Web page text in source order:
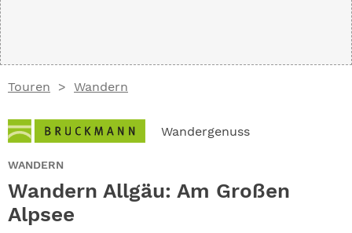
Touren Wandern
Wandergenuss
WANDERN
Wandern Allgäu: Am Großen
Alpsee
ABO
GEWINNEN
NEWSLETTER